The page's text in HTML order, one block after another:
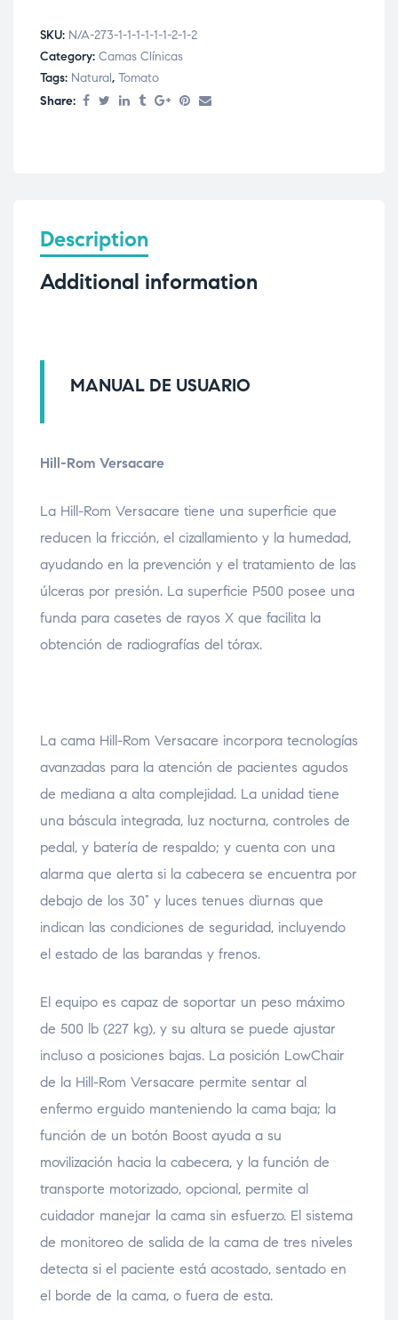
SKU: N/A-273-1-1-1-1-1-1-2-1-2
Category: Camas Clínicas
Tags: Natural, Tomato
Share:
Description
Additional information
MANUAL DE USUARIO
Hill-Rom Versacare
La Hill-Rom Versacare tiene una superficie que
reducen la fricción, el cizallamiento y la humedad,
ayudando en la prevención y el tratamiento de las
úlceras por presión. La superficie P500 posee una
funda para casetes de rayos X que facilita la
obtención de radiografías del tórax.
La cama Hill-Rom Versacare incorpora tecnologías
avanzadas para la atención de pacientes agudos
de mediana a alta complejidad. La unidad tiene
una báscula integrada, luz nocturna, controles de
pedal, y batería de respaldo; y cuenta con una
alarma que alerta si la cabecera se encuentra por
debajo de los 30° y luces tenues diurnas que
indican las condiciones de seguridad, incluyendo
el estado de las barandas y frenos.
El equipo es capaz de soportar un peso máximo
de 500 lb (227 kg), y su altura se puede ajustar
incluso a posiciones bajas. La posición LowChair
de la Hill-Rom Versacare permite sentar al
enfermo erguido manteniendo la cama baja; la
función de un botón Boost ayuda a su
movilización hacia la cabecera, y la función de
transporte motorizado, opcional, permite al
cuidador manejar la cama sin esfuerzo. El sistema
de monitoreo de salida de la cama de tres niveles
detecta si el paciente está acostado, sentado en
el borde de la cama, o fuera de esta.